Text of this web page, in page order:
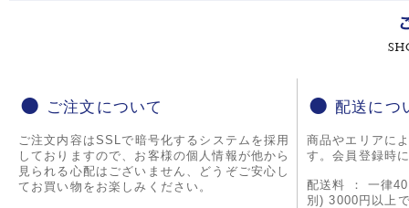
ご注文について
ご注文内容はSSLで暗号化するシステムを採用
しておりますので、お客様の個人情報が他から
見られる心配はございません、どうぞご安心し
てお買い物をお楽しみください。
配送につ
商品やエリアに
す。会員登録時
配送料 ： 一律
別) 3000円以上